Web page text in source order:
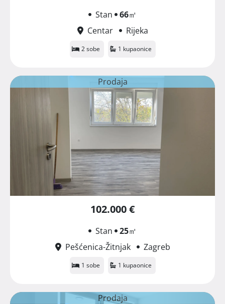
Stan 66㎡
Centar
Rijeka
2 sobe 1 kupaonice
Prodaja
102.000 €
Stan 25㎡
Pešćenica-Žitnjak
Zagreb
1 sobe 1 kupaonice
Prodaja